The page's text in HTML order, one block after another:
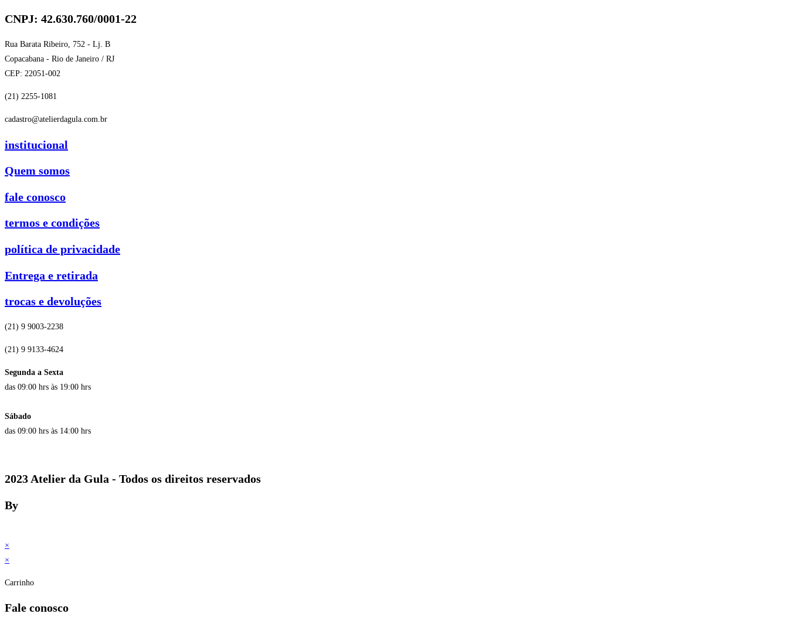
CNPJ: 42.630.760/0001-22
Rua Barata Ribeiro, 752 - Lj. B
Copacabana - Rio de Janeiro / RJ
CEP: 22051-002
(21) 2255-1081
cadastro@atelierdagula.com.br
institucional
Quem somos
fale conosco
termos e condições
política de privacidade
Entrega e retirada
trocas e devoluções
(21) 9 9003-2238
(21) 9 9133-4624
Segunda a Sexta
das 09:00 hrs às 19:00 hrs
Sábado
das 09:00 hrs às 14:00 hrs
2023 Atelier da Gula - Todos os direitos reservados
By
×
×
Carrinho
Fale conosco